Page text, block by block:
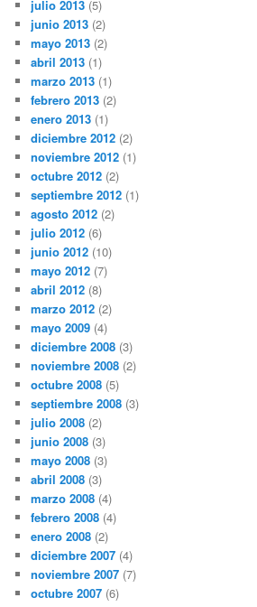
julio 2013 (5)
junio 2013 (2)
mayo 2013 (2)
abril 2013 (1)
marzo 2013 (1)
febrero 2013 (2)
enero 2013 (1)
diciembre 2012 (2)
noviembre 2012 (1)
octubre 2012 (2)
septiembre 2012 (1)
agosto 2012 (2)
julio 2012 (6)
junio 2012 (10)
mayo 2012 (7)
abril 2012 (8)
marzo 2012 (2)
mayo 2009 (4)
diciembre 2008 (3)
noviembre 2008 (2)
octubre 2008 (5)
septiembre 2008 (3)
julio 2008 (2)
junio 2008 (3)
mayo 2008 (3)
abril 2008 (3)
marzo 2008 (4)
febrero 2008 (4)
enero 2008 (2)
diciembre 2007 (4)
noviembre 2007 (7)
octubre 2007 (6)